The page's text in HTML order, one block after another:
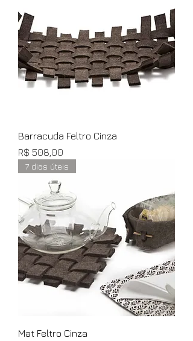
Barracuda Feltro Cinza
Preço
R$ 508,00
7 dias úteis
Mat Feltro Cinza